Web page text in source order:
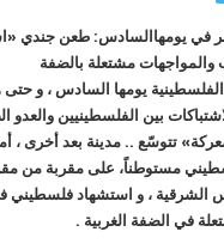
في يومهاالسادس: طعن جندي
والمواجهات مشتعلة بالضفة
يومها السادس ، و
بين الفلسطينيين والعدو
تتوسّع .. مدينة بعد أخرى ،
مستوطناً، على مقربة من
الشرقية ، و استشهاد فلسطيني
في الضفة الغربية .